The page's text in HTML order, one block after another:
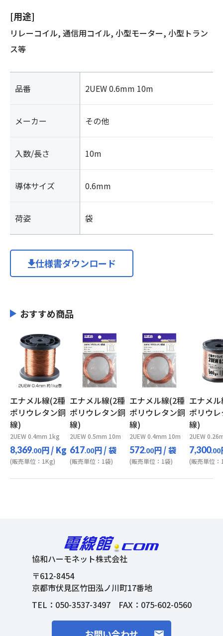
[用途]
リレーコイル, 通信用コイル, 小型モーター, 小型トラン
ス等
品番 2UEW 0.6mm 10m
メーカー その他
入数/長さ 10m
導体サイズ 0.6mm
荷姿 袋
仕様書ダウンロード
おすすめ商品
エナメル線(2種
ポリウレタン銅
線)
2UEW 0.4mm 1kg
8,369.00円/ Kg
(販売単位：1Kg)
エナメル線(2種
ポリウレタン銅
線)
2UEW 0.5mm 10m
617.00円/ 袋
(販売単位：1袋)
エナメル線(2種
ポリウレタン銅
線)
2UEW 0.4mm 10m
572.00円/ 袋
(販売単位：1袋)
エナメ
ポリウ
線)
2UEW
7,300.00
(販売単位：
協和ハーモネット株式会社
〒612-8454
京都市伏見区竹田泓ノ川町17番地
TEL： 050-3537-3497FAX：075-602-0560